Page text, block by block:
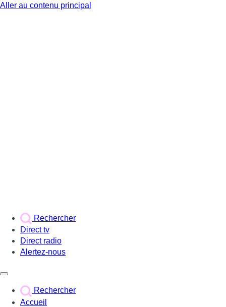
Aller au contenu principal
Rechercher
Direct tv
Direct radio
Alertez-nous
Rechercher
Accueil